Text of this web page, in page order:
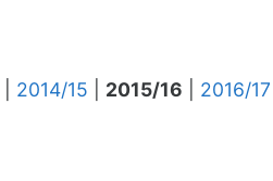
2014/15 2015/16 2016/17